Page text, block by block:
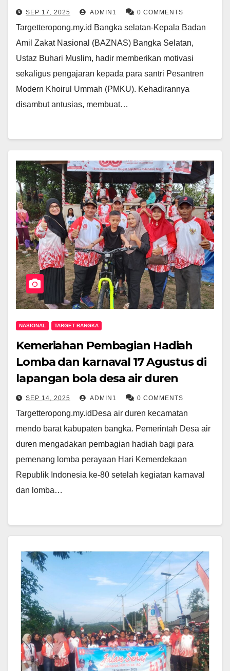
SEP 17, 2025 ADMIN1 0 COMMENTS
Targetteropong.my.id Bangka selatan-Kepala Badan
Amil Zakat Nasional (BAZNAS) Bangka Selatan,
Ustaz Buhari Muslim, hadir memberikan motivasi
sekaligus pengajaran kepada para santri Pesantren
Modern Khoirul Ummah (PMKU). Kehadirannya
disambut antusias, membuat…
NASIONAL TARGET BANGKA
Kemeriahan Pembagian Hadiah
Lomba dan karnaval 17 Agustus di
lapangan bola desa air duren
SEP 14, 2025 ADMIN1 0 COMMENTS
Targetteropong.my.idDesa air duren kecamatan
mendo barat kabupaten bangka. Pemerintah Desa air
duren mengadakan pembagian hadiah bagi para
pemenang lomba perayaan Hari Kemerdekaan
Republik Indonesia ke-80 setelah kegiatan karnaval
dan lomba…